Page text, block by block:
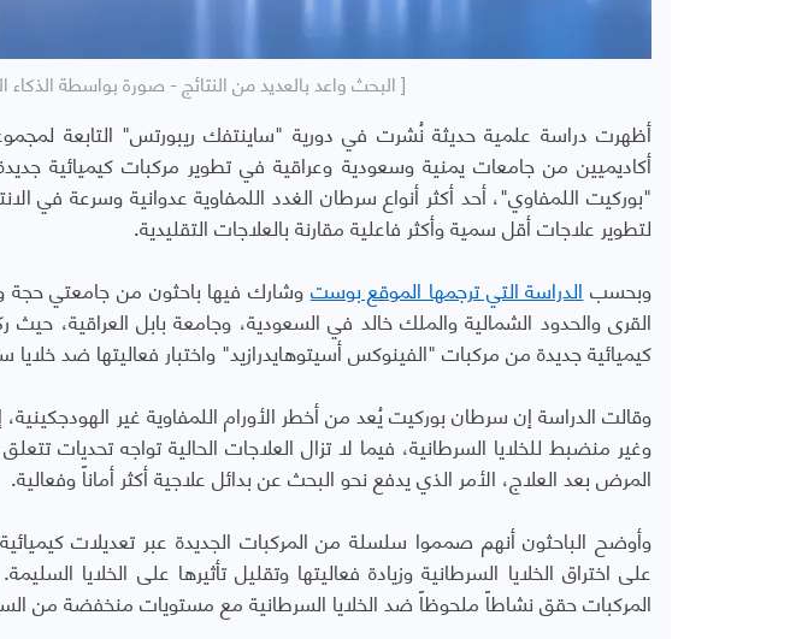
[ البحث واعد بالعديد من النتائج - صورة بواسطة
أظهرت دراسة علمية حديثة نُشرت في دورية "ساينتفك ريبورتس" التابعة
أكاديميين من جامعات يمنية وسعودية وعراقية في تطوير مركبات كيميائية
"بوركيت اللمفاوي"، أحد أكثر أنواع سرطان الغدد اللمفاوية عدوانية وسرعة في
لتطوير علاجات أقل سمية وأكثر فاعلية مقارنة بالعلاجات التقليدية.
وبحسب الدراسة التي ترجمها الموقع بوستوشارك فيها باحثون من جامعتي حجة
القرى والحدود الشمالية والملك خالد في السعودية، وجامعة بابل العراقية،
كيميائية جديدة من مركبات "الفينوكس أسيتوهايدرازيد" واختبار فعاليتها ضد
وقالت الدراسة إن سرطان بوركيت يُعد من أخطر الأورام اللمفاوية غير
وغير منضبط للخلايا السرطانية، فيما لا تزال العلاجات الحالية تواجه تحديات
المرض بعد العلاج، الأمر الذي يدفع نحو البحث عن بدائل علاجية أكثر أماناً وفعالية.
وأوضح الباحثون أنهم صمموا سلسلة من المركبات الجديدة عبر تعديلات
على اختراق الخلايا السرطانية وزيادة فعاليتها وتقليل تأثيرها على الخلايا
المركبات حقق نشاطاً ملحوظاً ضد الخلايا السرطانية مع مستويات منخفضة من